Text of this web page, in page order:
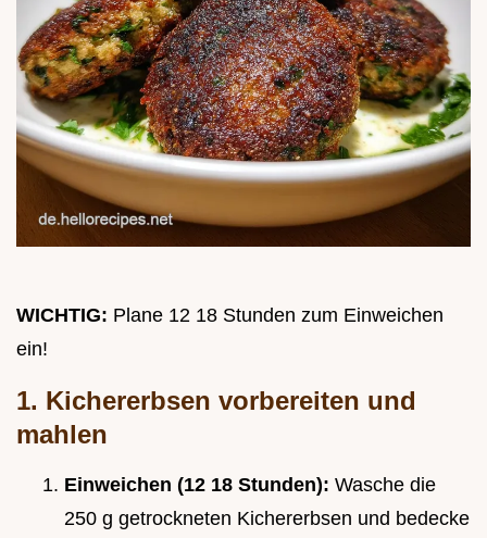
WICHTIG: Plane 12 18 Stunden zum Einweichen
ein!
1. Kichererbsen vorbereiten und
mahlen
Einweichen (12 18 Stunden): Wasche die
250 g getrockneten Kichererbsen und bedecke